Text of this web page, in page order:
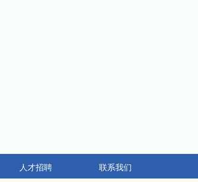
人才招聘 联系我们